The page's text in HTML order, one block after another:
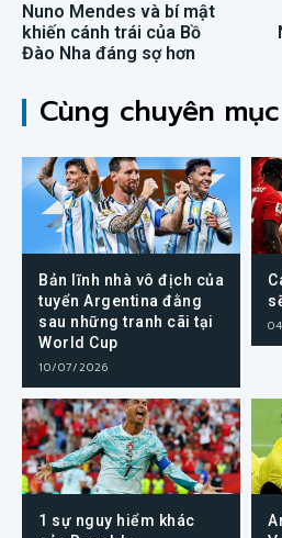
Nuno Mendes và bí mật
khiến cánh trái của Bồ
Đào Nha đáng sợ hơn
Cùng chuyên mục
Bản lĩnh nhà vô địch của
tuyển Argentina đằng
sau những tranh cãi tại
World Cup
10/07/2026
1 sự nguy hiểm khác